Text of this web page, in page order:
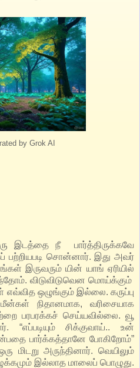
by Grok AI
இடத்தை நீ பார்த்திருக்கவே
பற்றியபடி சொன்னார். இது அவர்
இருவரும் யின் யாங் ஏரியில்
விடுவிடுவென மொய்க்கும்
ஒழுங்கும் இல்லை. கருப்பு
நிதானமாக, வரிசையாக
பரபரக்கச் செய்யவில்லை. வூ
“எப்படியும் சிக்குவாய்.. உன்
பார்க்கத்தானே போகிறோம்”
மிடறு அருந்தினார். வெயிலும்
இல்லாத மாலைப் பொழுது.